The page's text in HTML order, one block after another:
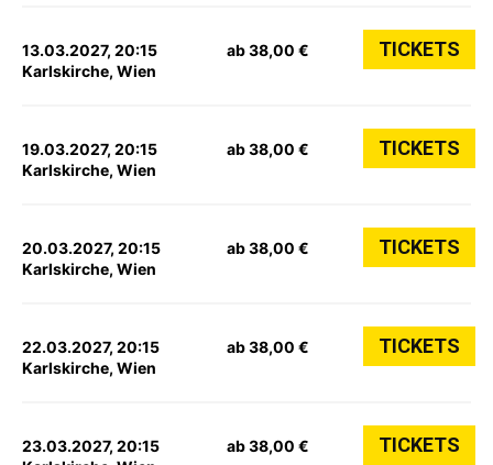
13.03.2027, 20:15
Karlskirche, Wien
ab 38,00 € TICKETS
19.03.2027, 20:15
Karlskirche, Wien
ab 38,00 € TICKETS
20.03.2027, 20:15
Karlskirche, Wien
ab 38,00 € TICKETS
22.03.2027, 20:15
Karlskirche, Wien
ab 38,00 € TICKETS
23.03.2027, 20:15
ab 38,00 € TICKETS